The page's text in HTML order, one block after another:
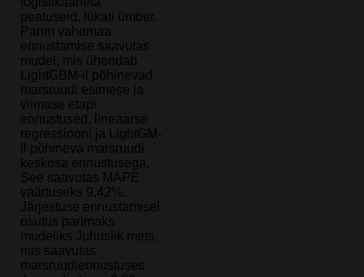
peatuseid, lükati ümber.
Parim vahemaa
ennustamise saavutas
mudel, mis ühendab
LightGBM-il põhinevad
marsruudi esimese ja
viimase etapi
ennustused, lineaarse
regressiooni ja LightGM-
il põhineva marsruudi
keskosa ennustusega.
See saavutas MAPE
väärtuseks 9,42%.
Järjestuse ennustamisel
osutus parimaks
mudeliks Juhuslik mets,
mis saavutas
marsruudiennustuses